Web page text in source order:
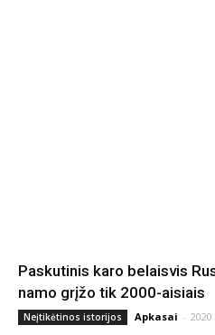
Paskutinis karo belaisvis
namo grįžo tik 2000-aisiais
Neįtikėtinos istorijos Apkasai - 2020